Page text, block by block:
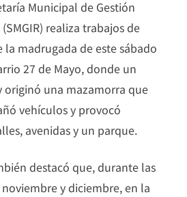
Municipal de Gestión
realiza trabajos de
madrugada de este sábado
27 de Mayo, donde un
originó una mazamorra que
vehículos y provocó
avenidas y un parque.
destacó que, durante las
y diciembre, en la